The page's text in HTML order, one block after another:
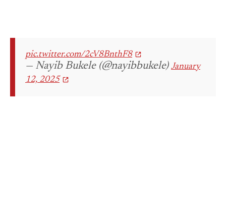
pic.twitter.com/2cV8BnthF8
— Nayib Bukele (@nayibbukele) January
12, 2025